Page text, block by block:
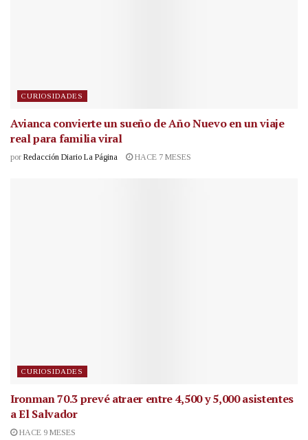
CURIOSIDADES
Avianca convierte un sueño de Año Nuevo en un viaje
real para familia viral
por Redacción Diario La Página HACE 7 MESES
CURIOSIDADES
Ironman 70.3 prevé atraer entre 4,500 y 5,000 asistentes
a El Salvador
HACE 9 MESES